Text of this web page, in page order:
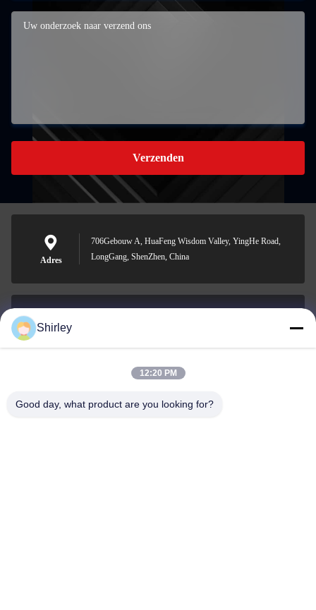
Verzenden
Adres
706Gebouw A, HuaFeng Wisdom Valley, YingHe Road,
LongGang, ShenZhen, China
0086-18148506772
Shirley
12:20 PM
Good day, what product are you looking for?